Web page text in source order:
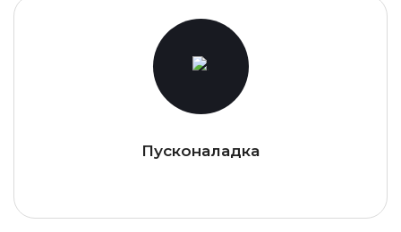
Пусконаладка